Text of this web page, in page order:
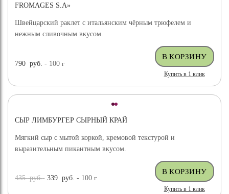
FROMAGES S.A»
Швейцарский раклет с итальянским чёрным трюфелем и
нежным сливочным вкусом.
790 руб. - 100г
Купить в 1 клик
СЫР ЛИМБУРГЕР СЫРНЫЙ КРАЙ
Мягкий сыр с мытой коркой, кремовой текстурой и
выразительным пикантным вкусом.
435руб. 339 руб. - 100г
Купить в 1 клик